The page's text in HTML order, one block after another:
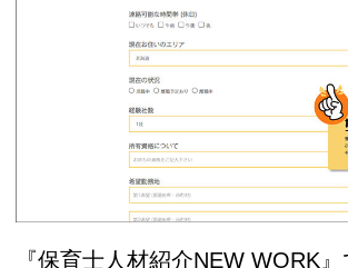
『保育士人材紹介NEW WORK